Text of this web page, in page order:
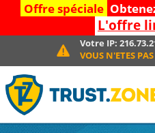
Offre spéciale
L'offre
Votre IP:
VOUS N'ETES